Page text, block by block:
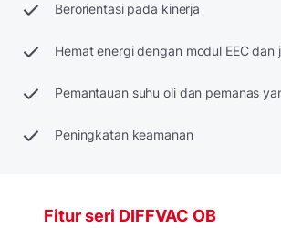
Berorientasi pada kinerja
Hemat energi dengan modul EEC dan
Pemantauan suhu oli dan pemanas
Peningkatan keamanan
Fitur seri DIFFVAC OB